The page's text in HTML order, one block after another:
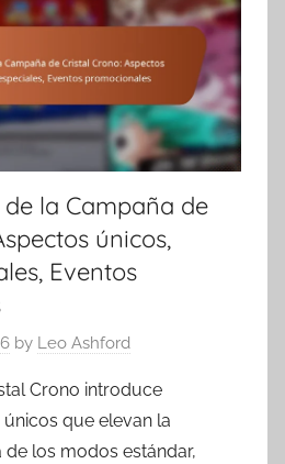
la Campaña de
únicos,
Eventos
by Leo Ashford
Crono introduce
que elevan la
de los modos estándar,